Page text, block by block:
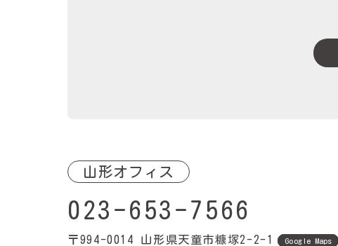
山形オフィス
023-653-7566
〒994-0014 山形県天童市糠塚2-2-1 Google Maps